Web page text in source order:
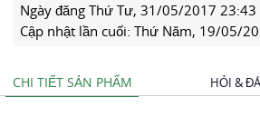
Ngày đăng Thứ Tư, 31/05/2017 23:43
Cập nhật lần cuối: Thứ Năm, 19/05/
CHI TIẾT SẢN PHẨM HỎI &